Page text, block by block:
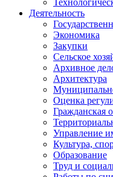
Деятельность
Экономика
Закупки
Сельское
Архивное
Архитектура
Оценка
Гражданская
Управление
Культура,
Образование
Труд и